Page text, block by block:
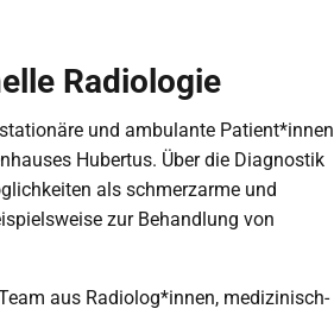
Radiologie
und ambulante Patient*innen
Hubertus. Über die Diagnostik
als schmerzarme und
zur Behandlung von
aus Radiolog*innen, medizinisch-